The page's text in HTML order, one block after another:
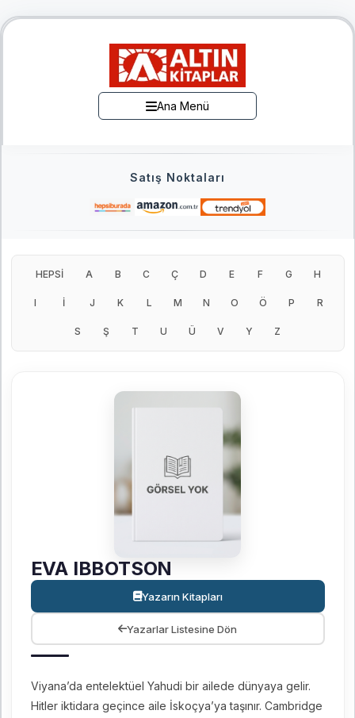
Ana Menü
Satış Noktaları
HEPSİ A B C Ç D E F G H
I İ J K L M N O Ö P R
S Ş T U Ü V Y Z
EVA IBBOTSON
Yazarın Kitapları
Yazarlar Listesine Dön
Viyana’da entelektüel Yahudi bir ailede dünyaya gelir.
Hitler iktidara geçince aile İskoçya’ya taşınır. Cambridge